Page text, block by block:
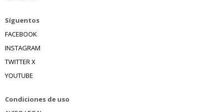
Síguentos
FACEBOOK
INSTAGRAM
TWITTER X
YOUTUBE
Condiciones de uso